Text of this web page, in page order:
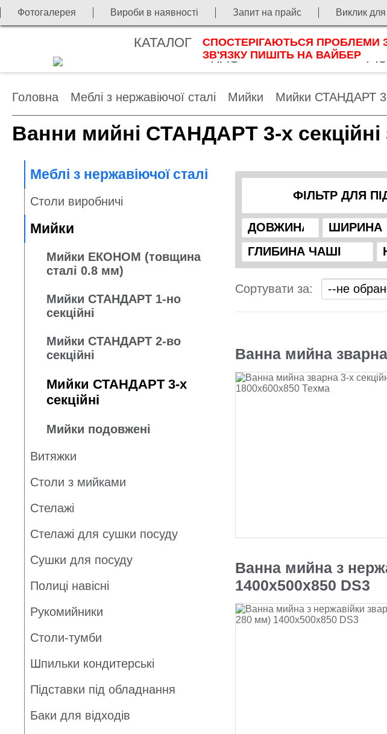
Фотогалерея Вироби в наявності Запит на прайс Виклик для
КАТАЛОГ
ПРО
НАС
ПОРТФОЛІО
СПОСТЕРІГАЮТЬСЯ ПРОБЛЕМИ
ЗВ'ЯЗКУ ПИШІТЬ НА ВАЙБЕР
Головна Меблі з нержавіючої сталі Мийки Мийки СТАНДАРТ 3-
Ванни мийні СТАНДАРТ 3-х секційні
Меблі з нержавіючої сталі
Столи виробничі
Мийки
Мийки ЕКОНОМ (товщина
сталі 0.8 мм)
Мийки СТАНДАРТ 1-но
секційні
Мийки СТАНДАРТ 2-во
секційні
Мийки СТАНДАРТ 3-х
секційні
Мийки подовжені
Витяжки
Столи з мийками
Стелажі
Стелажі для сушки посуду
Сушки для посуду
Полиці навісні
Рукомийники
Столи-тумби
Шпильки кондитерські
Підставки під обладнання
Баки для відходів
ФІЛЬТР ДЛЯ
Сортувати за:
Ванна мийна
Ванна мийна з
1400х500х850 DS3